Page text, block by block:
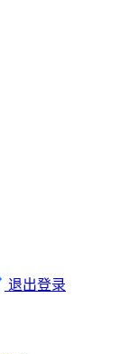
退出登录